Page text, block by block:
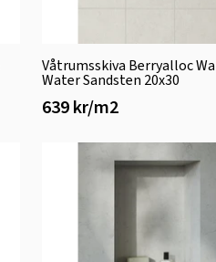
Våtrumsskiva Berryalloc
Water Sandsten 20x30
639 kr/m2